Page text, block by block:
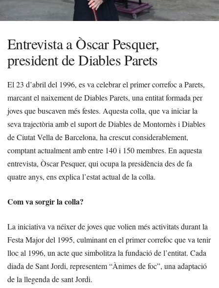
Entrevista a Òscar Pesquer,
president de Diables Parets
El 23 d’abril del 1996, es va celebrar el primer correfoc a Parets,
marcant el naixement de Diables Parets, una entitat formada per
joves que buscaven més festes. Aquesta colla, que va iniciar la
seva trajectòria amb el suport de Diables de Montornès i Diables
de Ciutat Vella de Barcelona, ha crescut considerablement,
comptant actualment amb entre 140 i 150 membres. En aquesta
entrevista, Òscar Pesquer, qui ocupa la presidència des de fa
quatre anys, ens explica l’estat actual de la colla.
Com va sorgir la colla?
La iniciativa va néixer de joves que volien més activitats durant la
Festa Major del 1995, culminant en el primer correfoc que va tenir
lloc al 1996, un acte que simbolitza la fundació de l’entitat. Cada
diada de Sant Jordi, representem “Ànimes de foc”, una adaptació
de la llegenda de sant Jordi.